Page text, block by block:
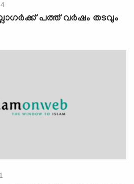
പത്ത് വര്‍ഷം തടവും